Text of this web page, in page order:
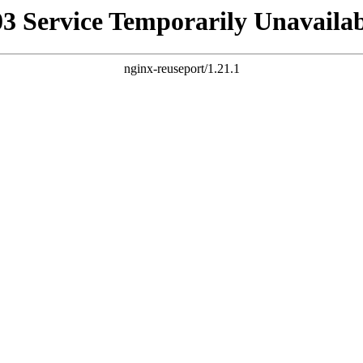
Service Temporarily
nginx-reuseport/1.21.1